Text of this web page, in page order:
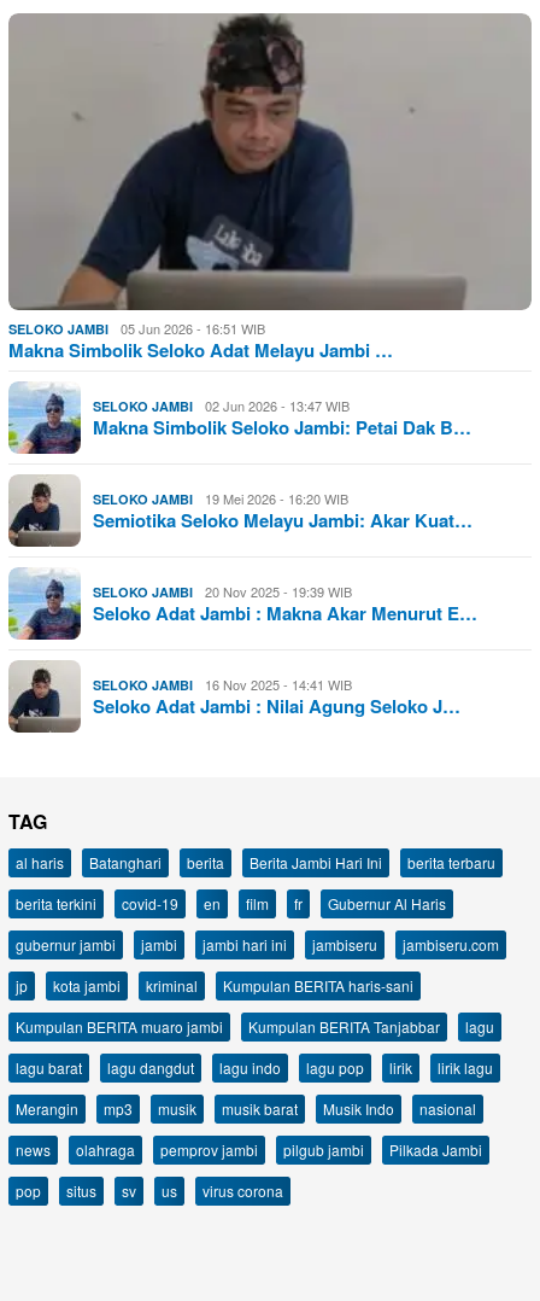
SELOKO JAMBI 05 Jun 2026 - 16:51 WIB
Makna Simbolik Seloko Adat Melayu Jambi …
SELOKO JAMBI 02 Jun 2026 - 13:47 WIB
Makna Simbolik Seloko Jambi: Petai Dak B…
SELOKO JAMBI 19 Mei 2026 - 16:20 WIB
Semiotika Seloko Melayu Jambi: Akar Kuat…
SELOKO JAMBI 20 Nov 2025 - 19:39 WIB
Seloko Adat Jambi : Makna Akar Menurut E…
SELOKO JAMBI 16 Nov 2025 - 14:41 WIB
Seloko Adat Jambi : Nilai Agung Seloko J…
TAG
al haris Batanghari berita Berita Jambi Hari Ini
berita terbaru
berita terkini
covid-19 en film fr
Gubernur Al Haris
gubernur jambi
jambi jambi hari ini jambiseru
jambiseru.com
jp
kota jambi kriminal
Kumpulan BERITA haris-sani
Kumpulan BERITA muaro jambi
Kumpulan BERITA Tanjabbar
lagu
lagu barat
lagu dangdut lagu indo lagu pop lirik
lirik lagu
Merangin
mp3 musik musik barat Musik Indo
nasional
news
olahraga pemprov jambi pilgub jambi
Pilkada Jambi
pop
situs sv us virus corona